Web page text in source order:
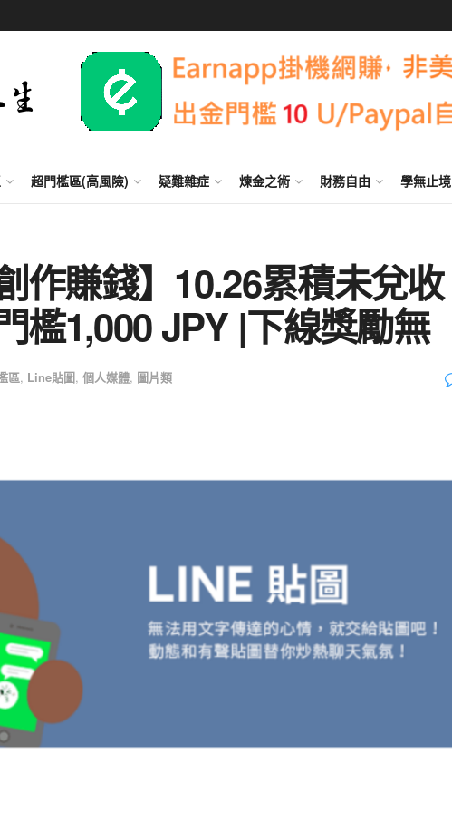
超門檻區(高風險) 疑難雜症 煉金之術 財務自由 學無止境
作賺錢】10.26累積未兌收
檻1,000 JPY |下線獎勵無
區, Line貼圖, 個人媒體, 圖片類